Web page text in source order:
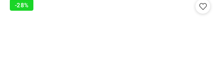
promocyjna:
przed
-28%